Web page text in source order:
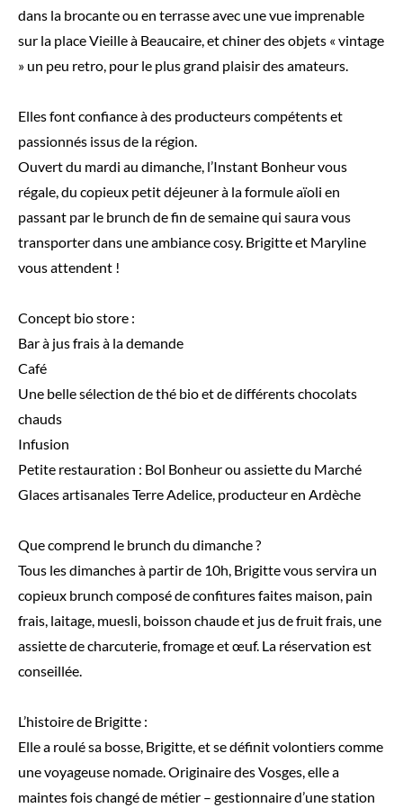
dans la brocante ou en terrasse avec une vue imprenable
sur la place Vieille à Beaucaire, et chiner des objets « vintage
» un peu retro, pour le plus grand plaisir des amateurs.
Elles font confiance à des producteurs compétents et
passionnés issus de la région.
Ouvert du mardi au dimanche, l’Instant Bonheur vous
régale, du copieux petit déjeuner à la formule aïoli en
passant par le brunch de fin de semaine qui saura vous
transporter dans une ambiance cosy. Brigitte et Maryline
vous attendent !
Concept bio store :
Bar à jus frais à la demande
Café
Une belle sélection de thé bio et de différents chocolats
chauds
Infusion
Petite restauration : Bol Bonheur ou assiette du Marché
Glaces artisanales Terre Adelice, producteur en Ardèche
Que comprend le brunch du dimanche ?
Tous les dimanches à partir de 10h, Brigitte vous servira un
copieux brunch composé de confitures faites maison, pain
frais, laitage, muesli, boisson chaude et jus de fruit frais, une
assiette de charcuterie, fromage et œuf. La réservation est
conseillée.
L’histoire de Brigitte :
Elle a roulé sa bosse, Brigitte, et se définit volontiers comme
une voyageuse nomade. Originaire des Vosges, elle a
maintes fois changé de métier – gestionnaire d’une station